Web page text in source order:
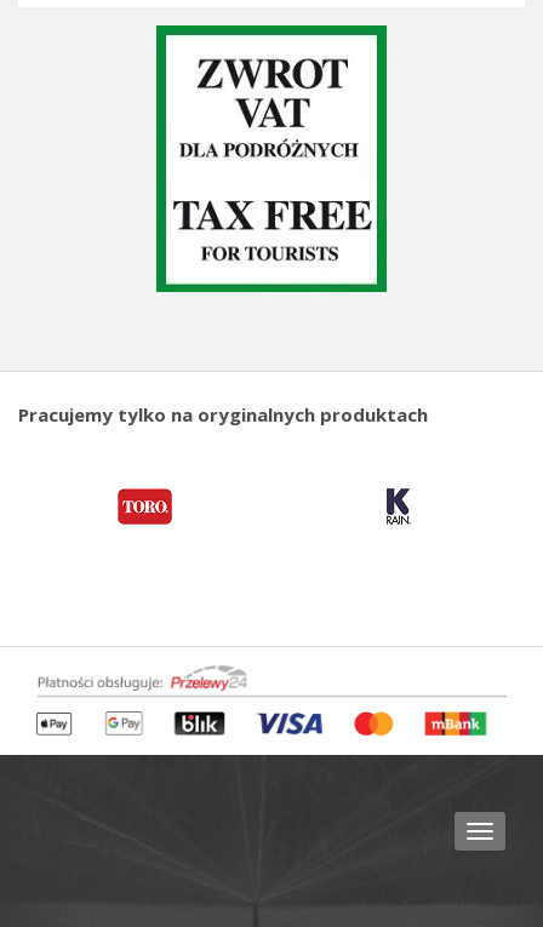
Pracujemy tylko na oryginalnych produktach
Toggle